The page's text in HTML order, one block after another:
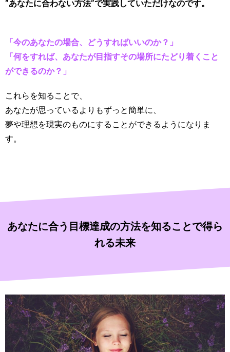
”あなたに合わない方法”で実践していただけなのです。
「今のあなたの場合、どうすればいいのか？」
「何をすれば、あなたが目指すその場所にたどり着くこと
ができるのか？」
これらを知ることで、
あなたが思っているよりもずっと簡単に、
夢や理想を現実のものにすることができるようになりま
す。
あなたに合う目標達成の方法を知ることで得ら
れる未来